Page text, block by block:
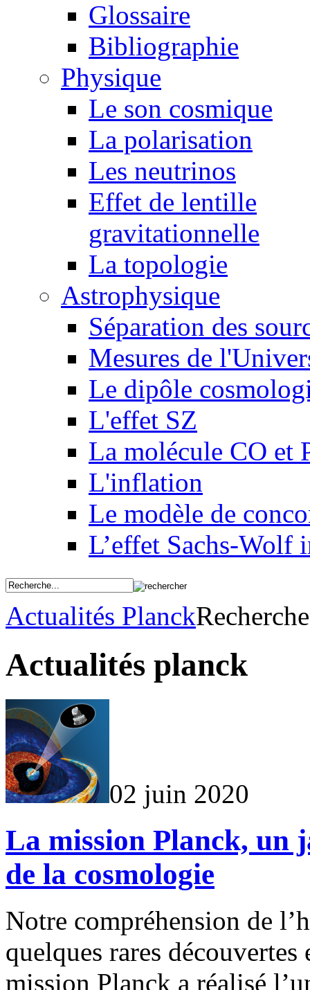
Glossaire
Bibliographie
Physique
Le son cosmique
La polarisation
Les neutrinos
Effet de lentille
gravitationnelle
La topologie
Astrophysique
Séparation des
Mesures de
Le dipôle
L'effet SZ
La molécule CO et
L'inflation
Le modèle de
L’effet Sachs-Wolf
Actualités PlanckRecherche
Actualités planck
02 juin 2020
La mission Planck, un
de la cosmologie
Notre compréhension de
quelques rares
mission Planck a réalisé